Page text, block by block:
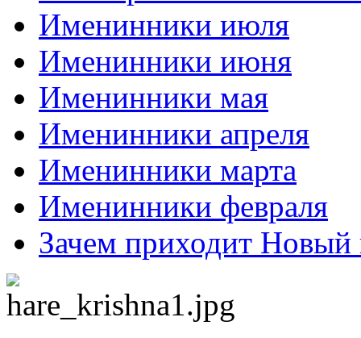
Именинники июля
Именинники июня
Именинники мая
Именинники апреля
Именинники марта
Именинники февраля
Зачем приходит Новый